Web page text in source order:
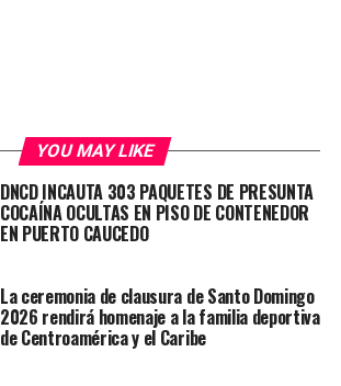
YOU MAY LIKE
DNCD INCAUTA 303 PAQUETES DE PRESUNTA
COCAÍNA OCULTAS EN PISO DE CONTENEDOR
EN PUERTO CAUCEDO
La ceremonia de clausura de Santo Domingo
2026 rendirá homenaje a la familia deportiva
de Centroamérica y el Caribe